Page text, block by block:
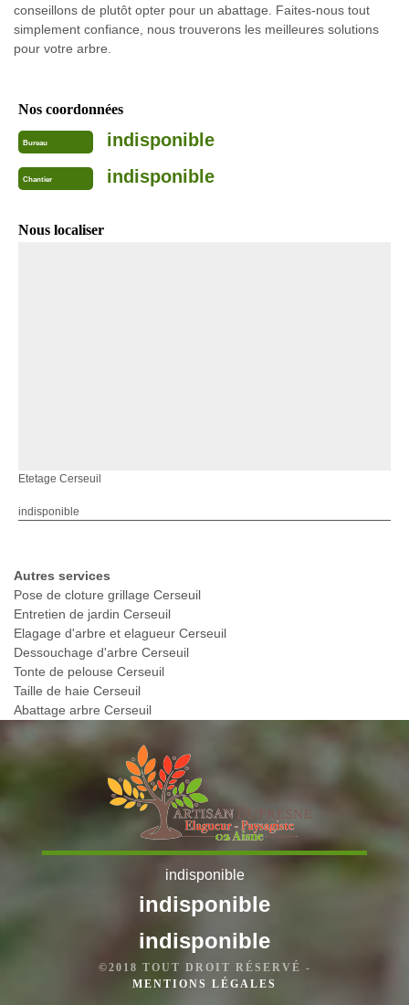
conseillons de plutôt opter pour un abattage. Faites-nous tout
simplement confiance, nous trouverons les meilleures solutions
pour votre arbre.
Nos coordonnées
Bureau indisponible
Chantier indisponible
Nous localiser
Etetage Cerseuil
indisponible
Autres services
Pose de cloture grillage Cerseuil
Entretien de jardin Cerseuil
Elagage d'arbre et elagueur Cerseuil
Dessouchage d'arbre Cerseuil
Tonte de pelouse Cerseuil
Taille de haie Cerseuil
Abattage arbre Cerseuil
indisponible
indisponible
indisponible
©2018 TOUT DROIT RÉSERVÉ -
MENTIONS LÉGALES